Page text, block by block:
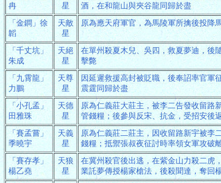
冉
星
酒，在和龍山與夾谷龍同歸於盡
「金鐧」徐
韜
天敵
星
原為應天府軍官，為馬陵軍所擒後投降
「千丈坑」
朱成
天絕
星
在單州殺夏木兒、吳四，救夏夢迪，後
擊斃
「九霄龍」
力鵬
天尊
星
因延遲救援高封被貶職，後奉詔率官軍
震霆同歸於盡
「小孔孟」
田雅珠
天德
星
原為仁義莊大莊主，被李二告發收留路
管錢糧；後參與反宋、抗金，受招安後
「賽孟嘗」
季曉宇
天義
星
原為仁義莊二莊主，因收留路新宇被李
錢糧；抵禦張叔夜征討時率領女軍攻破
「賽存孝」
楊乙堯
天狼
星
在冀州殺官後出逃，在紫金山力殺二虎
業託夢傳授楊家槍法，後殺聞達，奪回